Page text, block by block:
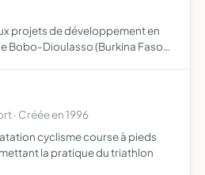
projets de développement en
Bobo-Dioulasso (Burkina Faso)
· Créée en 1996
cyclisme course à pieds
la pratique du triathlon